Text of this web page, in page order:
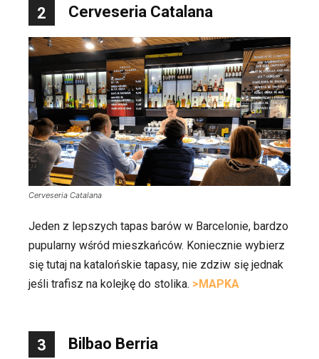
2 Cerveseria Catalana
Cerveseria Catalana
Jeden z lepszych tapas barów w Barcelonie, bardzo
pupularny wśród mieszkańców. Koniecznie wybierz
się tutaj na katalońskie tapasy, nie zdziw się jednak
jeśli trafisz na kolejkę do stolika. >MAPKA
3 Bilbao Berria